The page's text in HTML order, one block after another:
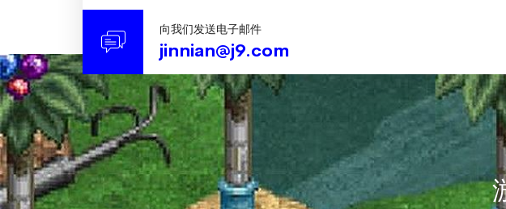
向我们发送电子邮件
jinnian@j9.com